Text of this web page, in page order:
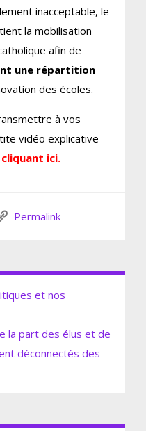
inacceptable, le
la mobilisation
afin de
une répartition
des écoles.
à vos
vidéo explicative
cliquant ici.
Permalink
et nos
la part des élus et de
déconnectés des